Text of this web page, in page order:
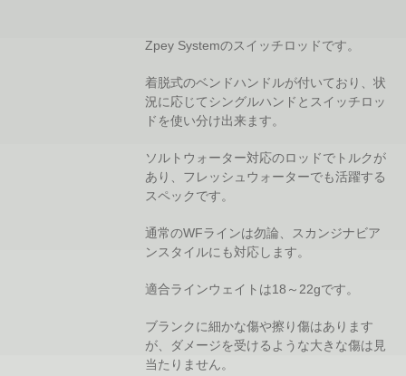
Zpey Systemのスイッチロッドです。
着脱式のベンドハンドルが付いており、状
況に応じてシングルハンドとスイッチロッ
ドを使い分け出来ます。
ソルトウォーター対応のロッドでトルクが
あり、フレッシュウォーターでも活躍する
スペックです。
通常のWFラインは勿論、スカンジナビア
ンスタイルにも対応します。
適合ラインウェイトは18～22gです。
ブランクに細かな傷や擦り傷はあります
が、ダメージを受けるような大きな傷は見
当たりません。